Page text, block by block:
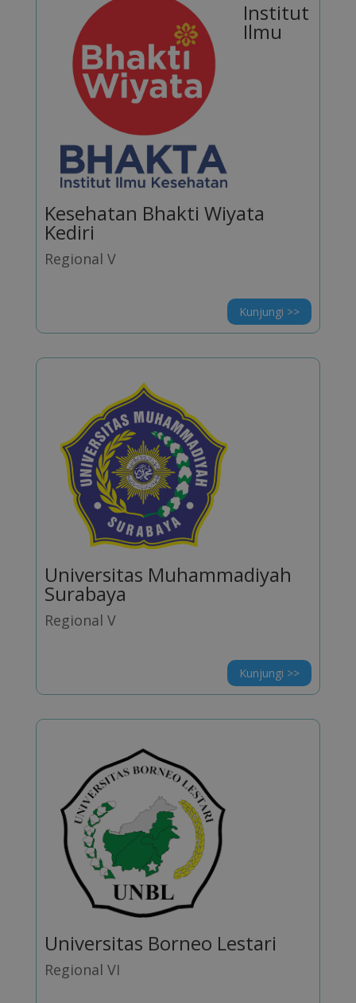
Institut
Ilmu
Kesehatan Bhakti Wiyata
Kediri
Regional V
Kunjungi >>
Universitas Muhammadiyah
Surabaya
Regional V
Kunjungi >>
Universitas Borneo Lestari
Regional VI